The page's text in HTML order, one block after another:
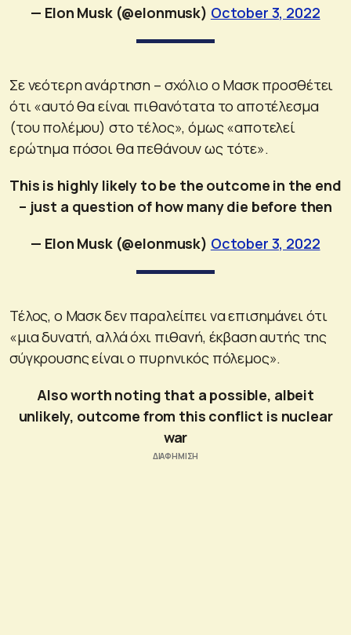
— Elon Musk (@elonmusk) October 3, 2022
Σε νεότερη ανάρτηση – σχόλιο ο Μασκ προσθέτει
ότι «αυτό θα είναι πιθανότατα το αποτέλεσμα
(του πολέμου) στο τέλος», όμως «αποτελεί
ερώτημα πόσοι θα πεθάνουν ως τότε».
This is highly likely to be the outcome in the end
– just a question of how many die before then
— Elon Musk (@elonmusk) October 3, 2022
Τέλος, ο Μασκ δεν παραλείπει να επισημάνει ότι
«μια δυνατή, αλλά όχι πιθανή, έκβαση αυτής της
σύγκρουσης είναι ο πυρηνικός πόλεμος».
Also worth noting that a possible, albeit
unlikely, outcome from this conflict is nuclear
war